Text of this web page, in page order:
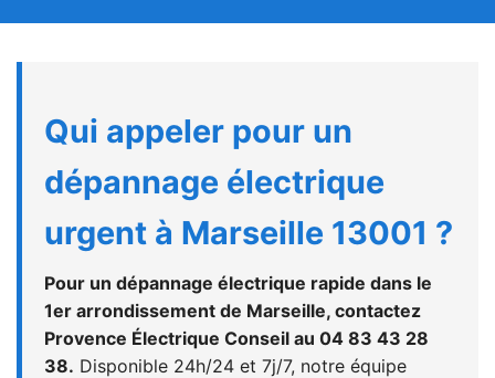
Qui appeler pour un
dépannage électrique
urgent à Marseille 13001 ?
Pour un dépannage électrique rapide dans le
1er arrondissement de Marseille, contactez
Provence Électrique Conseil au 04 83 43 28
38. Disponible 24h/24 et 7j/7, notre équipe